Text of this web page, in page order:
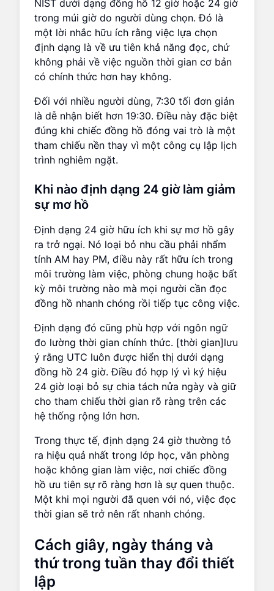
NIST dưới dạng đồng hồ 12 giờ hoặc 24 giờ
trong múi giờ do người dùng chọn. Đó là
một lời nhắc hữu ích rằng việc lựa chọn
định dạng là về ưu tiên khả năng đọc, chứ
không phải về việc nguồn thời gian cơ bản
có chính thức hơn hay không.
Đối với nhiều người dùng, 7:30 tối đơn giản
là dễ nhận biết hơn 19:30. Điều này đặc biệt
đúng khi chiếc đồng hồ đóng vai trò là một
tham chiếu nền thay vì một công cụ lập lịch
trình nghiêm ngặt.
Khi nào định dạng 24 giờ làm giảm
sự mơ hồ
Định dạng 24 giờ hữu ích khi sự mơ hồ gây
ra trở ngại. Nó loại bỏ nhu cầu phải nhẩm
tính AM hay PM, điều này rất hữu ích trong
môi trường làm việc, phòng chung hoặc bất
kỳ môi trường nào mà mọi người cần đọc
đồng hồ nhanh chóng rồi tiếp tục công việc.
Định dạng đó cũng phù hợp với ngôn ngữ
đo lường thời gian chính thức. [thời gian]lưu
ý rằng UTC luôn được hiển thị dưới dạng
đồng hồ 24 giờ. Điều đó hợp lý vì ký hiệu
24 giờ loại bỏ sự chia tách nửa ngày và giữ
cho tham chiếu thời gian rõ ràng trên các
hệ thống rộng lớn hơn.
Trong thực tế, định dạng 24 giờ thường tỏ
ra hiệu quả nhất trong lớp học, văn phòng
hoặc không gian làm việc, nơi chiếc đồng
hồ ưu tiên sự rõ ràng hơn là sự quen thuộc.
Một khi mọi người đã quen với nó, việc đọc
thời gian sẽ trở nên rất nhanh chóng.
Cách giây, ngày tháng và
thứ trong tuần thay đổi thiết
lập